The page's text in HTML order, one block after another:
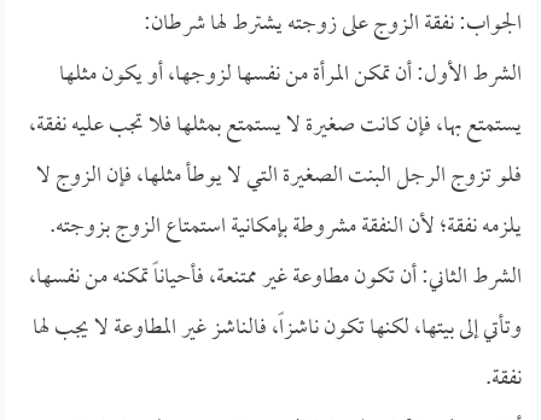
الجواب: نفقة الزوج على زوجته يشترط لها شرطان:
الشرط الأول: أن تمكن المرأة من نفسها لزوجها، أو يكون مثلها
يستمتع بها، فإن كانت صغيرة لا يستمتع بمثلها فلا تجب عليه نفقة،
فلو تزوج الرجل البنت الصغيرة التي لا يوطأ مثلها، فإن الزوج لا
يلزمه نفقة؛ لأن النفقة مشروطة بإمكانية استمتاع الزوج بزوجته.
الشرط الثاني: أن تكون مطاوعة غير ممتنعة، فأحياناً تمكنه من نفسها،
وتأتي إلى بيتها، لكنها تكون ناشزاً، فالناشز غير المطاوعة لا يجب لها
نفقة.